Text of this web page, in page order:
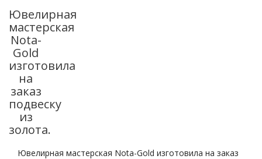
Ювелирная
мастерская
Nota-
Gold
изготовила
на
заказ
подвеску
из
золота.
Ювелирная мастерская Nota-Gold изготовила на заказ